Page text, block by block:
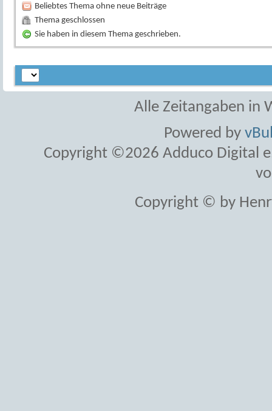
Beliebtes Thema ohne neue Beiträge
Thema geschlossen
Sie haben in diesem Thema geschrieben.
Alle Zeitangaben in
Powered by
Copyright ©2026 Adduco Digital
Copyright © by